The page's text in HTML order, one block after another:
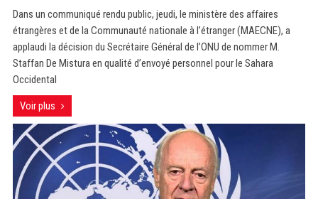
Dans un communiqué rendu public, jeudi, le ministère des affaires
étrangères et de la Communauté nationale à l’étranger (MAECNE), a
applaudi la décision du Secrétaire Général de l’ONU de nommer M.
Staffan De Mistura en qualité d’envoyé personnel pour le Sahara
Occidental
Voir plus